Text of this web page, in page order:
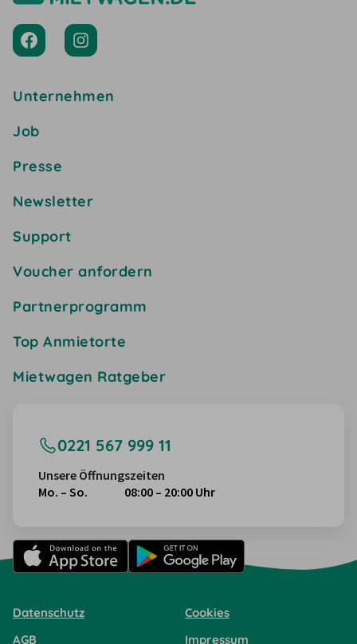
Unternehmen
Job
Presse
Newsletter
Support
Voucher anfordern
Partnerprogramm
Top Anmietorte
Mietwagen Ratgeber
0221 567 999 11
Unsere Öffnungszeiten
Mo. – So.
08:00 – 20:00 Uhr
Datenschutz
Cookies
AGB
Impressum